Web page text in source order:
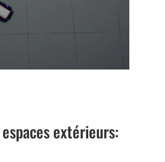
extérieurs: